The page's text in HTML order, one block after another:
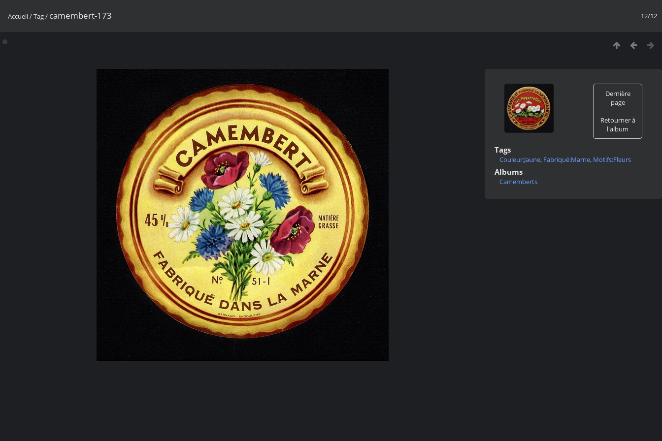
12/12
Accueil/Tag/ camembert-173
Dernière
page
Retourner à
l'album
Tags
Couleur:Jaune, Fabriqué:Marne, Motifs:Fleurs
Albums
Camemberts